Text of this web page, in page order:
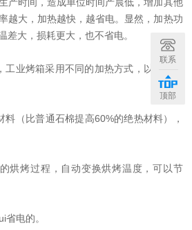
越大，加热越快，越省电。显然，加热功
差大，损耗更大，也不省电。
业烤箱采用不同的加热方式，以提高加
（比普通石棉提高60%的绝热材料），
烘烤过程，自动变换烘烤温度，可以节
电的。
联系
顶部